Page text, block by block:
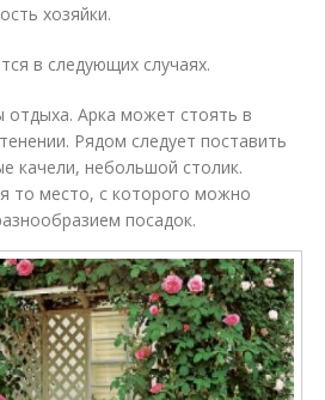
хозяйки.
в следующих случаях.
отдыха. Арка может стоять в
Рядом следует поставить
качели, небольшой столик.
то место, с которого можно
посадок.